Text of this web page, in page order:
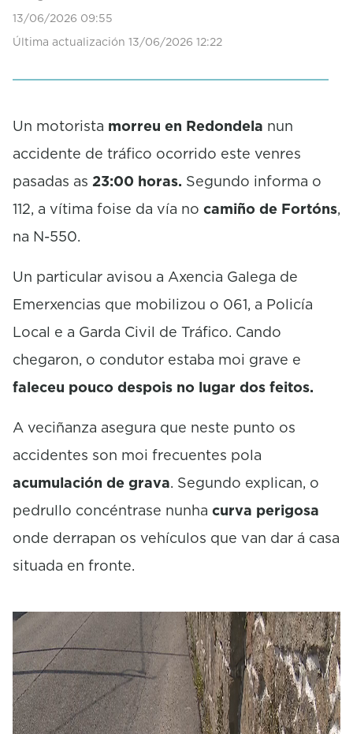
o
0
e
n
s
13/06/2026 09:55
Última actualización 13/06/2026 12:22
Un motorista morreu en Redondela nun
accidente de tráfico ocorrido este venres
pasadas as 23:00 horas. Segundo informa o
112, a vítima foise da vía no camiño de Fortóns,
na N-550.
Un particular avisou a Axencia Galega de
Emerxencias que mobilizou o 061, a Policía
Local e a Garda Civil de Tráfico. Cando
chegaron, o condutor estaba moi grave e
faleceu pouco despois no lugar dos feitos.
A veciñanza asegura que neste punto os
accidentes son moi frecuentes pola
acumulación de grava. Segundo explican, o
pedrullo concéntrase nunha curva perigosa
onde derrapan os vehículos que van dar á casa
situada en fronte.